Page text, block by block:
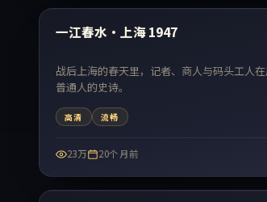
最新
一江春水·上海 1947
战后上海的春天里，记者、商人与码头工人
普通人的史诗。
高清 流畅
23万 20个月前